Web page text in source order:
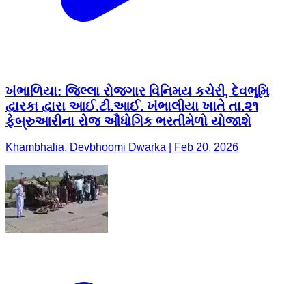
ખંભાળિયા: જિલ્લા રોજગાર વિનિમય કચેરી, દેવભૂમિ
દ્વારકા દ્વારા આઈ.ટી.આઈ. ખંભાલીયા ખાતે તા.૨૧
ફેબ્રુઆરીના રોજ ઔધોગિક ભરતીમેળો યોજાશે
Khambhalia, Devbhoomi Dwarka | Feb 20, 2026